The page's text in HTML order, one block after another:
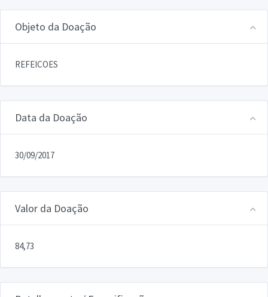
Objeto da Doação
REFEICOES
Data da Doação
30/09/2017
Valor da Doação
84,73